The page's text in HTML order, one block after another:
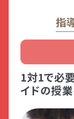
指
1対1で必
イドの授